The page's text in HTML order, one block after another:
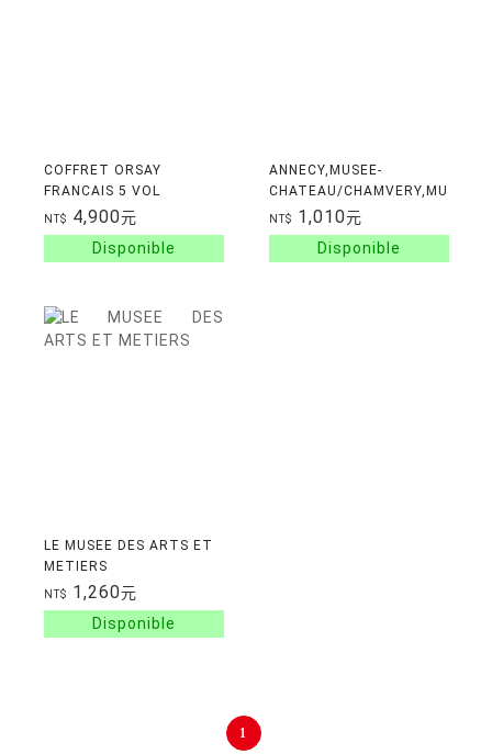
COFFRET ORSAY
FRANCAIS 5 VOL
NT$ 4,900元
ANNECY,MUSEE-
CHATEAU/CHAMVERY,MUSEEES
D'ART ET
D'HISTOIRE/AIX-LES-
BAINS,MUSEE
NT$ 1,010元
LE MUSEE DES ARTS ET
METIERS
NT$ 1,260元
1